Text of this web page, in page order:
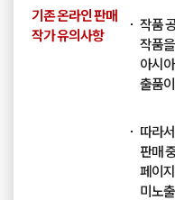
기존 온라인 판매
작가 유의사항
작품
작품
아시
출품
따라
판매
페이
미노